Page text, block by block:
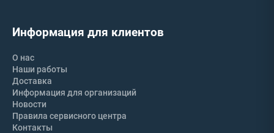
Информация для клиентов
О нас
Наши работы
Доставка
Информация для организаций
Новости
Правила сервисного центра
Контакты